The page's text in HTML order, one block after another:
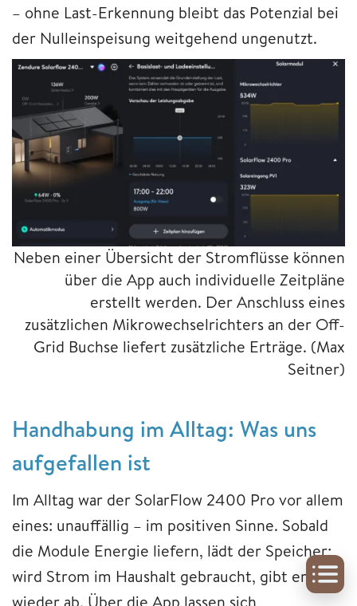
– ohne Last-Erkennung bleibt das Potenzial bei
der Nulleinspeisung weitgehend ungenutzt.
Neben einer Übersicht der Stromflüsse können
über die App auch individuelle Zeitpläne
erstellt werden. Der Anschluss eines
zusätzlichen Mikrowechselrichters an der Off-
Grid Buchse liefert zusätzliche Erträge. (Max
Seitner)
Handhabung im Alltag: Was uns
aufgefallen ist
Im Alltag war der SolarFlow 2400 Pro vor allem
eines: unauffällig – im positiven Sinne. Sobald
die Module Energie liefern, lädt der Speicher;
wird Strom im Haushalt gebraucht, gibt er ihn
wieder ab. Über die App lassen sich